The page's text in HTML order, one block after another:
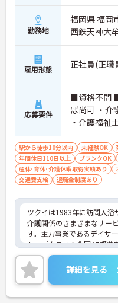
勤務地
福岡県 福岡
西鉄天神大
雇用形態 正社員(正職
応募要件
■資格不問
ば尚可 ・介
・介護福祉
れば尚可 ■
可）必須
駅から徒歩10分以内 未経験OK
年間休日110日以上
ブランクOK
産休･育休･介護休暇取得実績あり
交通費支給
退職金制度あり
ツクイは1983年に訪問入浴
介護関係のさまざまなサー
す。主力事業であるデイサ
トップクラス！全国47都道
お客様が住み慣れた地域で
すことができるよう活動を
利厚生の充実・活用に力を
生表彰・認証制度である「
年に認証されています。
詳細を見る